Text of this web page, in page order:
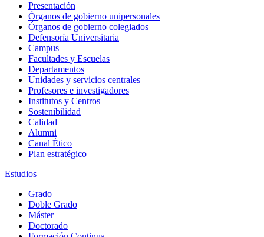
Presentación
Órganos de gobierno unipersonales
Órganos de gobierno colegiados
Defensoría Universitaria
Campus
Facultades y Escuelas
Departamentos
Unidades y servicios centrales
Profesores e investigadores
Institutos y Centros
Sostenibilidad
Calidad
Alumni
Canal Ético
Plan estratégico
Estudios
Grado
Doble Grado
Máster
Doctorado